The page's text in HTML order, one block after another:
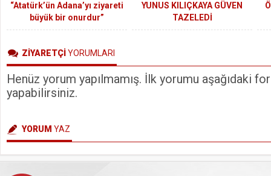
“Atatürk’ün Adana’yı ziyareti
büyük bir onurdur”
YUNUS KILIÇKAYA GÜVEN
TAZELEDİ
ZİYARETÇİYORUMLARI
Henüz yorum yapılmamış. İlk yorumu aşağıdaki
yapabilirsiniz.
YORUM YAZ